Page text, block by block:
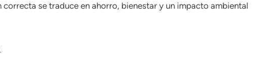
se traduce en ahorro, bienestar y un impacto ambiental